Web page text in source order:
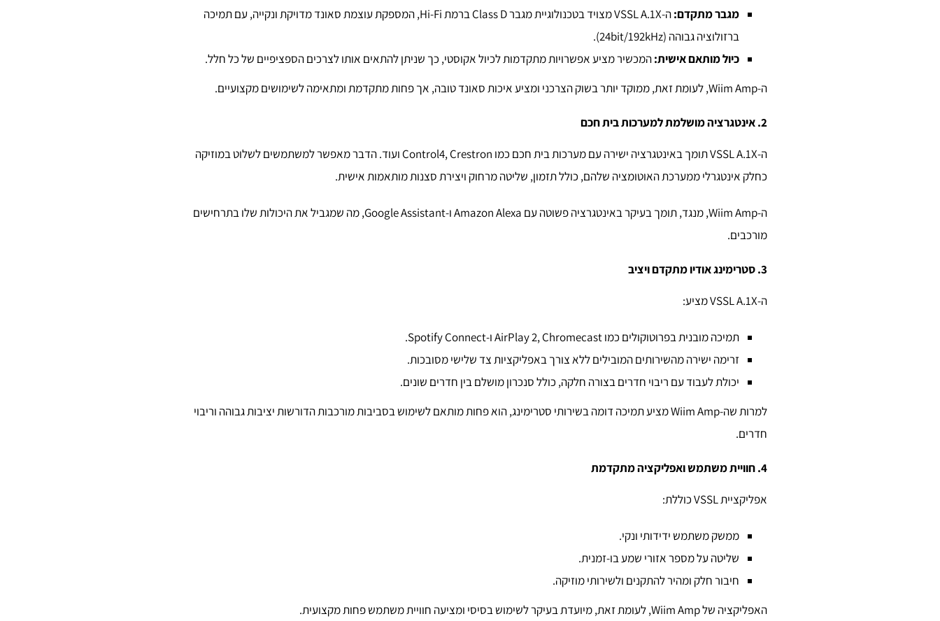
מגבר מתקדם:
ה-VSSL A.1X מצויד בטכנולוגיית מגבר Class D ברמת Hi-Fi, המספקת עוצמת סאונד מדויקת ונקייה, עם תמיכה
ברזולוציה גבוהה (24bit/192kHz).
כיול מותאם אישית:המכשיר מציע אפשרויות מתקדמות לכיול אקוסטי, כך שניתן להתאים אותו לצרכים הספציפיים של כל חלל.
ה-Wiim Amp, לעומת זאת, ממוקד יותר בשוק הצרכני ומציע איכות סאונד טובה, אך פחות מתקדמת ומתאימה לשימושים מקצועיים.
2. אינטגרציה מושלמת למערכות בית חכם
ה-VSSL A.1X תומך באינטגרציה ישירה עם מערכות בית חכם כמו Control4, Crestron ועוד. הדבר מאפשר למשתמשים לשלוט במוזיקה
כחלק אינטגרלי ממערכת האוטומציה שלהם, כולל תזמון, שליטה מרחוק ויצירת סצנות מותאמות אישית.
ה-Wiim Amp, מנגד, תומך בעיקר באינטגרציה פשוטה עם Amazon Alexa ו-Google Assistant, מה שמגביל את היכולות שלו בתרחישים
מורכבים.
3. סטרימינג אודיו מתקדם ויציב
ה-VSSL A.1X מציע:
תמיכה מובנית בפרוטוקולים כמו AirPlay 2, Chromecast ו-Spotify Connect.
זרימה ישירה מהשירותים המובילים ללא צורך באפליקציות צד שלישי מסובכות.
יכולת לעבוד עם ריבוי חדרים בצורה חלקה, כולל סנכרון מושלם בין חדרים שונים.
למרות שה-Wiim Amp מציע תמיכה דומה בשירותי סטרימינג, הוא פחות מותאם לשימוש בסביבות מורכבות הדורשות יציבות גבוהה וריבוי
חדרים.
4. חוויית משתמש ואפליקציה מתקדמת
אפליקציית VSSL כוללת:
ממשק משתמש ידידותי ונקי.
שליטה על מספר אזורי שמע בו-זמנית.
חיבור חלק ומהיר להתקנים ולשירותי מוזיקה.
האפליקציה של Wiim Amp, לעומת זאת, מיועדת בעיקר לשימוש בסיסי ומציעה חוויית משתמש פחות מקצועית.